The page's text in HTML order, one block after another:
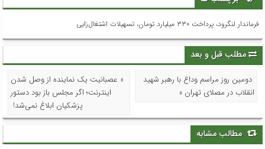
فرماندار لنگرود، پرداخت ۳۳۰ میلیارد تومان، تسهیلات اشتغال‌زایی
مطلب قبل و بعد
دومین روز مراسم وداع با رهبر شهید
انقلاب در مصلای تهران »
« عصبانیت یک نماینده از وصل شدن
اینترنت؛ اگر مجلس باز بود دستور
پزشکیان ابلاغ نمی‌شد!
مطالب مشابه